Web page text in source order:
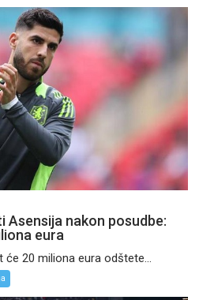
Asensija nakon posudbe:
eura
će 20 miliona eura odštete...